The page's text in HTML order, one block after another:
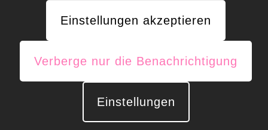
Einstellungen akzeptieren
Verberge nur die Benachrichtigung
Einstellungen